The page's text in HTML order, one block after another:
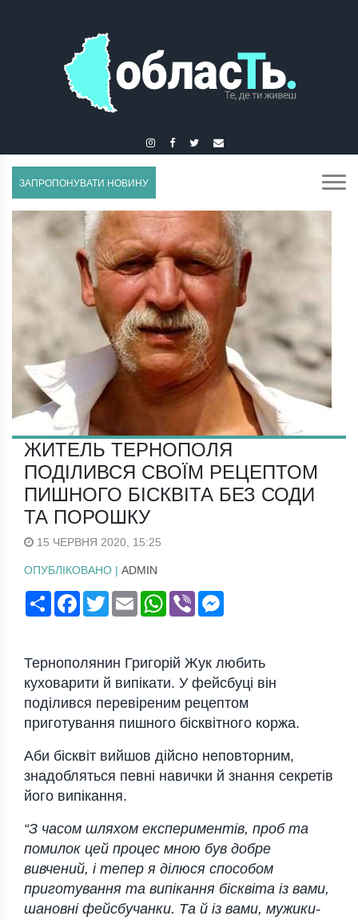
ЗАПРОПОНУВАТИ НОВИНУ
ЖИТЕЛЬ ТЕРНОПОЛЯ
ПОДІЛИВСЯ СВОЇМ РЕЦЕПТОМ
ПИШНОГО БІСКВІТА БЕЗ СОДИ
ТА ПОРОШКУ
15 ЧЕРВНЯ 2020, 15:25
ОПУБЛІКОВАНО | ADMIN
ПоширитиFacebook
TwitterEmail WhatsApp
Viber
Тернополянин Григорій Жук любить
куховарити й випікати. У фейсбуці він
поділився перевіреним рецептом
приготування пишного бісквітного коржа.
Аби бісквіт вийшов дійсно неповторним,
знадобляться певні навички й знання секретів
його випікання.
“З часом шляхом експериментів, проб та
помилок цей процес мною був добре
вивчений, і тепер я ділюся способом
приготування та випікання бісквіта із вами,
шановні фейсбучанки. Та й із вами, мужики-